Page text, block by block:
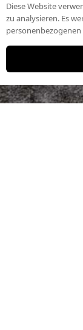
Diese Website
zu analysieren. Es